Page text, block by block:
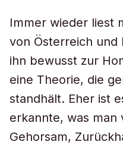
Immer wieder liest
von Österreich und
ihn bewusst zur
eine Theorie, die
standhält. Eher ist
erkannte, was man
Gehorsam,